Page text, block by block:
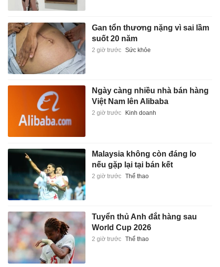
Gan tổn thương nặng vì sai lầm
suốt 20 năm
2 giờ trước Sức khỏe
Ngày càng nhiều nhà bán hàng
Việt Nam lên Alibaba
2 giờ trước Kinh doanh
Malaysia không còn đáng lo
nếu gặp lại tại bán kết
2 giờ trước Thể thao
Tuyển thủ Anh đắt hàng sau
World Cup 2026
2 giờ trước Thể thao